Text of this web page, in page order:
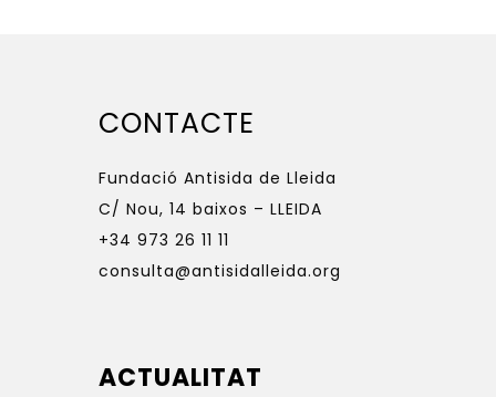
CONTACTE
Fundació Antisida de Lleida
C/ Nou, 14 baixos – LLEIDA
+34 973 26 11 11
consulta@antisidalleida.org
ACTUALITAT